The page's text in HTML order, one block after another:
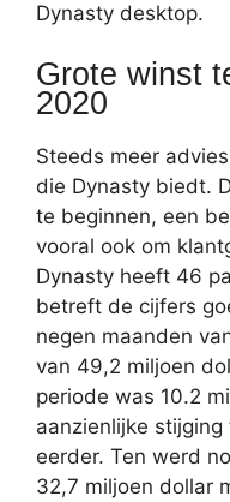
Dynasty desktop.
Grote winst
2020
Steeds meer
die Dynasty biedt.
te beginnen, een
vooral ook om
Dynasty heeft 46
betreft de cijfers
negen maanden
van 49,2 miljoen
periode was 10.2
aanzienlijke
eerder. Ten werd
32,7 miljoen dollar